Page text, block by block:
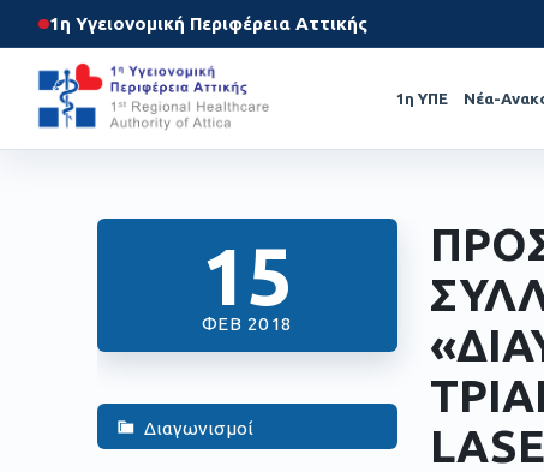
1η Υγειονομική Περιφέρεια Αττικής
1η ΥΠΕ Νέα-
15
ΦΕΒ 2018
Διαγωνισμοί